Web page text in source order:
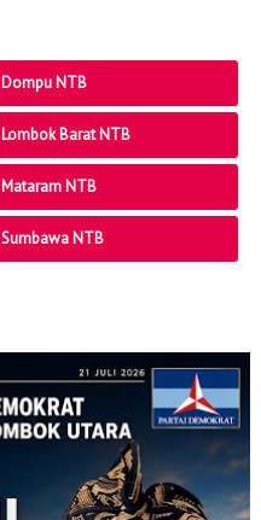
Dompu NTB
Lombok Barat NTB
Mataram NTB
Sumbawa NTB